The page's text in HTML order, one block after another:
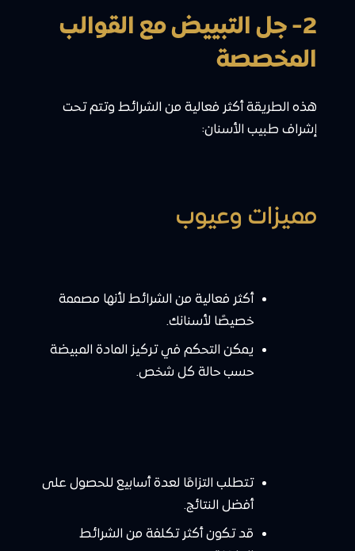
2- جل التبييض مع القوالب
المخصصة
هذه الطريقة أكثر فعالية من الشرائط وتتم تحت
إشراف طبيب الأسنان:
مميزات وعيوب
أكثر فعالية من الشرائط لأنها مصممة
خصيصًا لأسنانك.
يمكن التحكم في تركيز المادة المبيضة
حسب حالة كل شخص.
تتطلب التزامًا لعدة أسابيع للحصول على
أفضل النتائج.
قد تكون أكثر تكلفة من الشرائط